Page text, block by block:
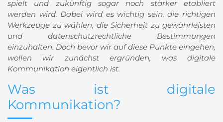
spielt und zukünftig sogar noch stärker etabliert
werden wird. Dabei wird es wichtig sein, die richtigen
Werkzeuge zu wählen, die Sicherheit zu gewährleisten
und datenschutzrechtliche Bestimmungen
einzuhalten. Doch bevor wir auf diese Punkte eingehen,
wollen wir zunächst ergründen, was digitale
Kommunikation eigentlich ist.
Was ist digitale
Kommunikation?